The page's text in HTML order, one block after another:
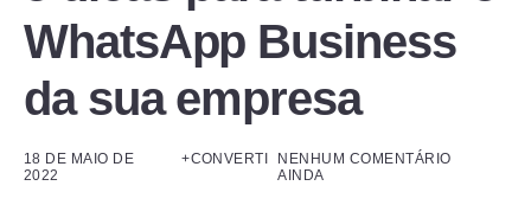
WhatsApp Business
da sua empresa
18 DE MAIO DE
2022
+CONVERTI
NENHUM COMENTÁRIO
AINDA